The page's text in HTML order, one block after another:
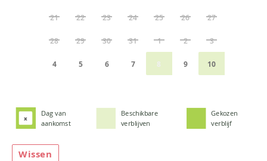
21 22 23 24 25 26 27
28 29 30 31 1 2 3
4 5 6 7 8 9 10
x
Dag van
aankomst
Beschikbare
verblijven
Gekozen
verblijf
Wissen